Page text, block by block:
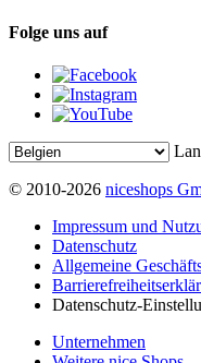
Folge uns auf
© 2010-2026 niceshops
Impressum und
Datenschutz
Allgemeine
Datenschutz-
Unternehmen